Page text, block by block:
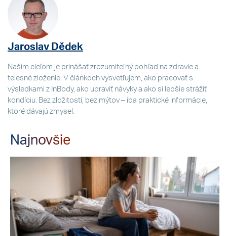
Jaroslav Dědek
Naším cieľom je prinášať zrozumiteľný pohľad na zdravie a
telesné zloženie. V článkoch vysvetľujem, ako pracovať s
výsledkami z InBody, ako upraviť návyky a ako si lepšie strážiť
kondíciu. Bez zložitostí, bez mýtov – iba praktické informácie,
ktoré dávajú zmysel.
Najnovšie